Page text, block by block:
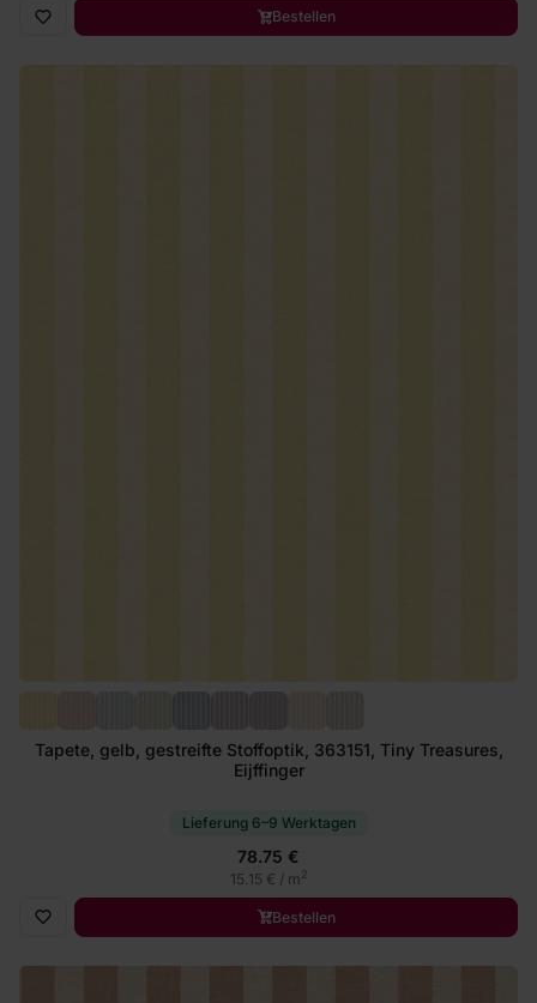
Bestellen
Tapete, gelb, gestreifte Stoffoptik, 363151, Tiny Treasures,
Eijffinger
Lieferung 6–9 Werktagen
78.75 €
15.15 € / m2
Bestellen